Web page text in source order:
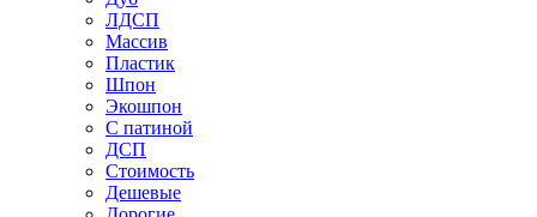
ЛДСП
Массив
Пластик
Шпон
Экошпон
С патиной
ДСП
Стоимость
Дешевые